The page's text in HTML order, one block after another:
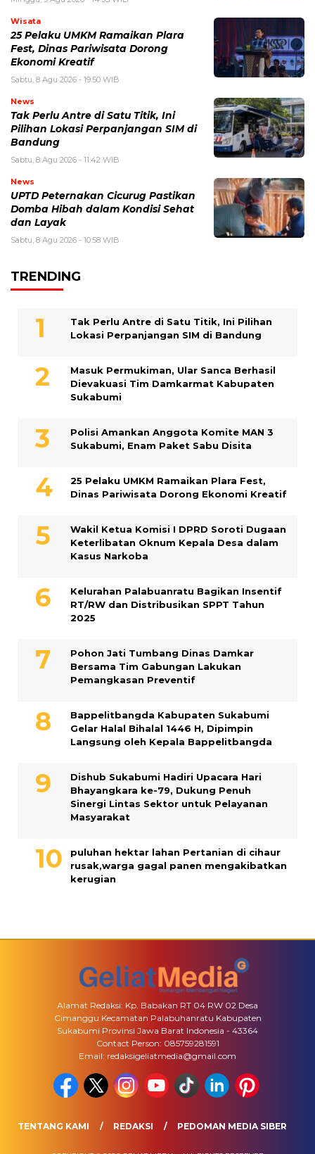
Wisata
25 Pelaku UMKM Ramaikan Plara
Fest, Dinas Pariwisata Dorong
Ekonomi Kreatif
Sabtu, 8 Agu 2026 - 19:50 WIB
News
Tak Perlu Antre di Satu Titik, Ini
Pilihan Lokasi Perpanjangan SIM di
Bandung
Sabtu, 8 Agu 2026 - 11:42 WIB
News
UPTD Peternakan Cicurug Pastikan
Domba Hibah dalam Kondisi Sehat
dan Layak
Sabtu, 8 Agu 2026 - 10:58 WIB
TRENDING
Tak Perlu Antre di Satu Titik, Ini Pilihan
Lokasi Perpanjangan SIM di Bandung
Masuk Permukiman, Ular Sanca Berhasil
Dievakuasi Tim Damkarmat Kabupaten
Sukabumi
Polisi Amankan Anggota Komite MAN 3
Sukabumi, Enam Paket Sabu Disita
25 Pelaku UMKM Ramaikan Plara Fest,
Dinas Pariwisata Dorong Ekonomi Kreatif
Wakil Ketua Komisi I DPRD Soroti Dugaan
Keterlibatan Oknum Kepala Desa dalam
Kasus Narkoba
Kelurahan Palabuanratu Bagikan Insentif
RT/RW dan Distribusikan SPPT Tahun
2025
Pohon Jati Tumbang Dinas Damkar
Bersama Tim Gabungan Lakukan
Pemangkasan Preventif
Bappelitbangda Kabupaten Sukabumi
Gelar Halal Bihalal 1446 H, Dipimpin
Langsung oleh Kepala Bappelitbangda
Dishub Sukabumi Hadiri Upacara Hari
Bhayangkara ke-79, Dukung Penuh
Sinergi Lintas Sektor untuk Pelayanan
Masyarakat
puluhan hektar lahan Pertanian di cihaur
rusak,warga gagal panen mengakibatkan
kerugian
Alamat Redaksi: Kp. Babakan RT 04 RW 02 Desa
Cimanggu Kecamatan Palabuhanratu Kabupaten
Sukabumi Provinsi Jawa Barat Indonesia - 43364
Contact Person: 085759281591
Email: redaksigeliatmedia@gmail.com
TENTANG KAMI REDAKSI PEDOMAN MEDIA SIBER